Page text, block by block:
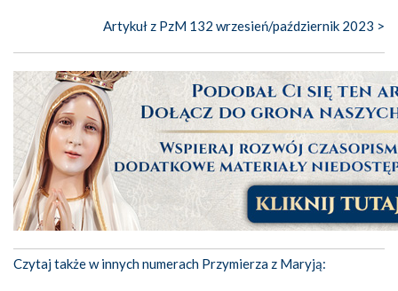
Artykuł z PzM 132 wrzesień/październik 2023 >
Czytaj także w innych numerach Przymierza z Maryją: